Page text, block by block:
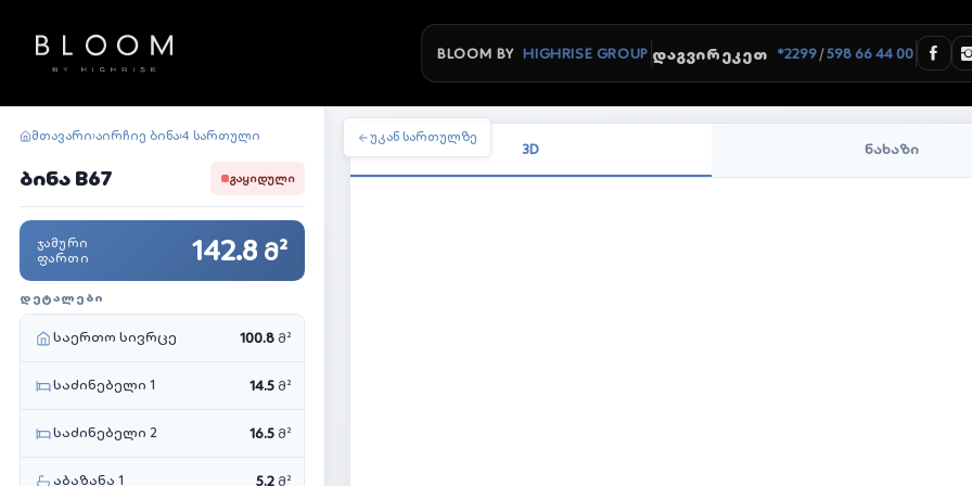
BLOOM BY HIGHRISE GROUP ᲓᲐᲒᲕᲘᲠᲔᲙᲔᲗ *2299/598 66 44 00
მთავარი›აირჩიე ბინა›4 სართული
ბინა B67 ᲒᲐᲧᲘᲓᲣᲚᲘ
142.8 მ²
ᲯᲐᲛᲣᲠᲘ
ᲤᲐᲠᲗᲘ
ᲓᲔᲢᲐᲚᲔᲑᲘ
საერთო სივრცე 100.8მ²
საძინებელი 1 14.5მ²
საძინებელი 2 16.5მ²
აბაზანა 1 5.2მ²
უკან სართულზე
3D ნახაზი